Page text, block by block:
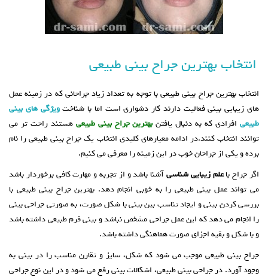
انتخاب بهترین جراح بینی طبیعی
انتخاب بهترین جراح بینی طبیعی با توجه به تعداد زیاد جراحانی که در زمینه عمل
های زیبایی بینی فعالیت دارند کار دشواری است اما با شناختویژگی های بینی
طبیعیافرادی که به دنبال یافتنبهترین جراح بینی طبیعی هستند راحت تر می
توانند انتخاب کنند.در ادامه معیارهای کلیدی انتخاب یک جراح بینی طبیعی را نام
برده و یکی از جراحان خوب در این زمینه را معرفی می کنیم.
اگر جراح باعلم زیبایی شناسیآشنا باشد و از تجربه و مهارت کافی برخوردار باشد
می تواند عمل بینی طبیعی را به خوبی انجام دهد. بهترین جراح بینی طبیعی با
بررسی کردن بینی و ایجاد تناسب بین بینی با شکل صورت، به صورتی جراحی بینی
را انجام می دهد که این عمل جراحی مشخص نباشد و بینی فرم طبیعی داشته باشد
و با شکل و بقیه اجزای صورت هماهنگی داشته باشد.
جراح بینی طبیعی موجب می شود که شکل، سایز و تقارن مناسب را در بینی به
وجود آورد. در جراحی بینی طبیعی، اشکالات بینی رفع می شود و در این نوع جراحی